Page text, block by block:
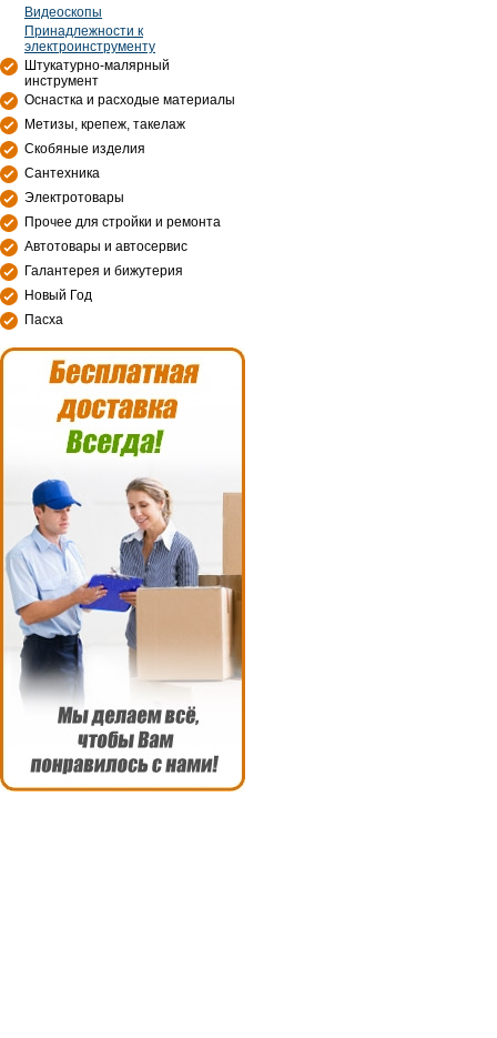
Видеоскопы
Принадлежности к
электроинструменту
Штукатурно-малярный
инструмент
Оснастка и расходые материалы
Метизы, крепеж, такелаж
Скобяные изделия
Сантехника
Электротовары
Прочее для стройки и ремонта
Автотовары и автосервис
Галантерея и бижутерия
Новый Год
Пасха